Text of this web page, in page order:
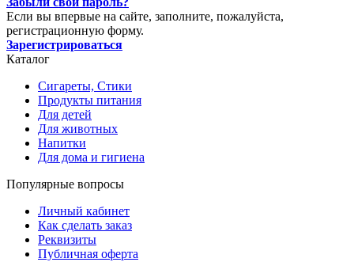
Если вы впервые на сайте, заполните, пожалуйста,
регистрационную форму.
Зарегистрироваться
Каталог
Сигареты, Стики
Продукты питания
Для детей
Для животных
Напитки
Для дома и гигиена
Популярные вопросы
Личный кабинет
Как сделать заказ
Реквизиты
Публичная оферта